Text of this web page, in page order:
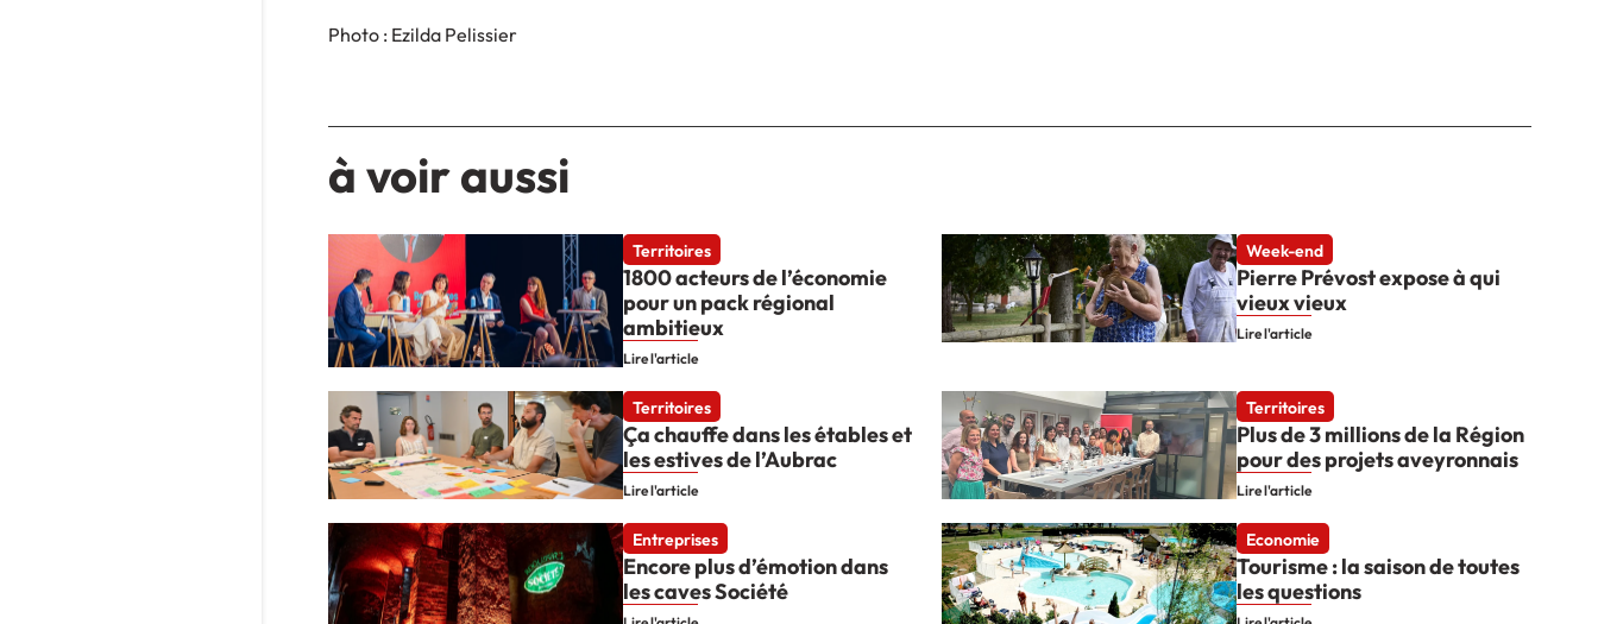
Photo : Ezilda Pelissier
à voir aussi
Territoires
1800 acteurs de l’économie
pour un pack régional
ambitieux
Lire l'article
Week-end
Pierre Prévost expose à qui
vieux vieux
Lire l'article
Territoires
Ça chauffe dans les étables et
les estives de l’Aubrac
Lire l'article
Territoires
Plus de 3 millions de la Région
pour des projets aveyronnais
Lire l'article
Entreprises
Encore plus d’émotion dans
les caves Société
Economie
Tourisme : la saison de toutes
les questions